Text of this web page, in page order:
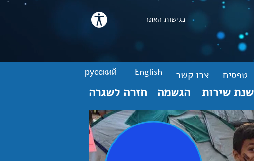
נגישות האתר
русский English צרו קשר טפסים
חזרה לשגרה הגשמה שנת שירות